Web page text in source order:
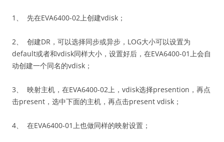
1、 先在EVA6400-02上创建vdisk；
2、 创建DR，可以选择同步或异步，LOG大小可以设置为
default或者和vdisk同样大小，设置好后，在EVA6400-01上会自
动创建一个同名的vdisk；
3、 映射主机，在EVA6400-02上，vdisk选择presention，再点
击present，选中下面的主机，再点击present vdisk；
4、 在EVA6400-01上也做同样的映射设置；